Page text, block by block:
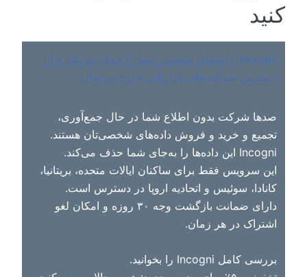
کنید
Incogni: داده‌های شخصی شما را حذف می‌کند و از
دسترس شرکت‌های بازاریابی خارج می‌سازد.
صدها شرکت بدون اطلاع شما در حال جمع‌آوری،
تجمیع و خرید و فروش داده‌های شخصی‌تان هستند.
Incogni این داده‌ها را به‌جای شما حذف می‌کند.
این سرویس فقط برای ساکنان ایالات متحده، بریتانیا،
کانادا، سوئیس و اتحادیه اروپا در دسترس است.
دارای ضمانت بازگشت وجه ۳۰ روزه و امکان لغو
اشتراک در هر زمان.
بررسی کامل Incogni را بخوانید.